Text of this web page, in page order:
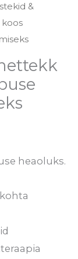
&
heaoluks.